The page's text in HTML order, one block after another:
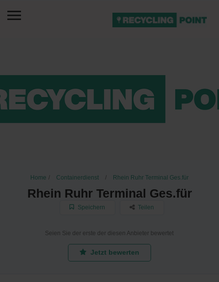
Home Containerdienst Rhein Ruhr Terminal Ges.für
Rhein Ruhr Terminal Ges.für
Speichern Teilen
Seien Sie der erste der diesen Anbieter bewertet
Jetzt bewerten